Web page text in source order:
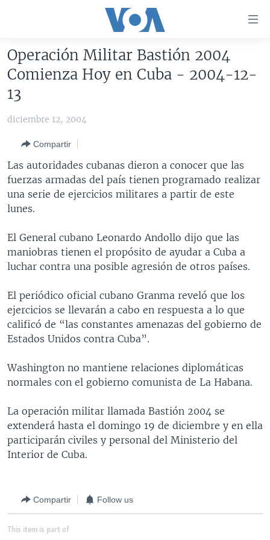
accesibilidad
Salte
contenido
Salte
principal
Salte
búsqueda
AMÉRICA DEL NORTE
ELECCIONES EEUU 2024
VOA VERIFICA INMIGRACIÓN
VOA VERIFICA AMÉRICA LATINA
ARGENTINA
BOLIVIA
COLOMBIA
CHILE
PERÚ
ECUADOR
BRASIL
CHINA EN AMÉRICA LATINA
CENTROAMÉRICA
COSTA RICA
EL SALVADOR
GUATEMALA
HONDURAS
OTRAS SECCIONES
INMIGRACIÓN
LIBERTAD DE PRENSA
MUNDO
ENTRETENIMIENTO Y CULTURA
TECNOLOGÍA
DEPORTES
CIENCIA Y SALUD
ESPECIALES DE LA VOA
LIBERTAD DE PRENSA
UCRANIA
VIDEOS
FOTOGRAFÍA
AUDIOS
PROGRAMAS TV
EL MUNDO AL DÍA
FORO INTERAMERICANO
VISIÓN 360
LAS CLAVES
PANORAMA
RADIO
AVANCE INFORMATIVO
AUDIONOTICIAS
BUENOS DÍAS AMÉRICA
ESTADOS UNIDOS AL DÍA
EL MUNDO AL DÍA [RADIO]
FORO [RADIO]
NOTA ECONÓMICA
DIRECT
DOCUMENTALES DE LA VOA
SÍGANOS
Operación Militar Bastión 2004
Comienza Hoy en Cuba - 2004-12-
13
diciembre 12, 2004
Compartir
Las autoridades cubanas dieron a conocer que las
fuerzas armadas del país tienen programado realizar
una serie de ejercicios militares a partir de este
lunes.
El General cubano Leonardo Andollo dijo que las
maniobras tienen el propósito de ayudar a Cuba a
luchar contra una posible agresión de otros países.
El periódico oficial cubano Granma reveló que los
ejercicios se llevarán a cabo en respuesta a lo que
calificó de “las constantes amenazas del gobierno de
Estados Unidos contra Cuba”.
Washington no mantiene relaciones diplomáticas
normales con el gobierno comunista de La Habana.
La operación militar llamada Bastión 2004 se
extenderá hasta el domingo 19 de diciembre y en ella
participarán civiles y personal del Ministerio del
Interior de Cuba.
Compartir Follow us
This item is part of